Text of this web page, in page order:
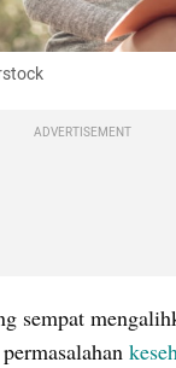
ADVERTISEMENT
sempat